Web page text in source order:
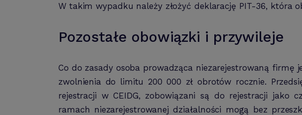
W takim wypadku należy złożyć deklarację PIT-36, która
Pozostałe obowiązki i przywileje
Co do zasady osoba prowadząca niezarejestrowaną firmę
zwolnienia do limitu 200 000 zł obrotów rocznie.
rejestracji w CEIDG, zobowiązani są do rejestracji jako
ramach niezarejestrowanej działalności mogą bez